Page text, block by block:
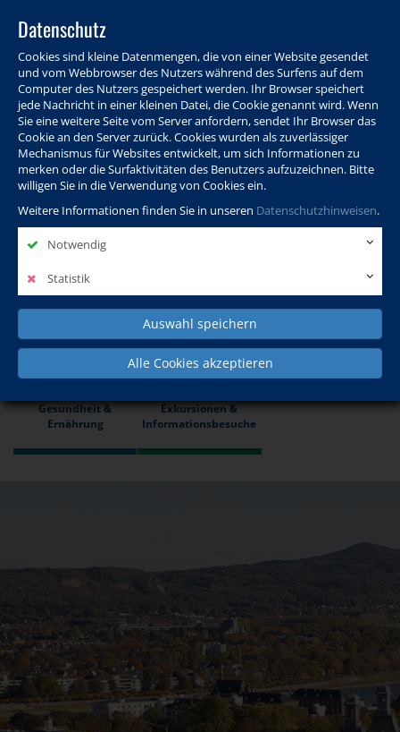
Datenschutz
Cookies sind kleine Datenmengen, die von einer Website gesendet
und vom Webbrowser des Nutzers während des Surfens auf dem
Computer des Nutzers gespeichert werden. Ihr Browser speichert
jede Nachricht in einer kleinen Datei, die Cookie genannt wird. Wenn
Sie eine weitere Seite vom Server anfordern, sendet Ihr Browser das
Cookie an den Server zurück. Cookies wurden als zuverlässiger
Mechanismus für Websites entwickelt, um sich Informationen zu
merken oder die Surfaktivitäten des Benutzers aufzuzeichnen. Bitte
willigen Sie in die Verwendung von Cookies ein.
Weitere Informationen finden Sie in unseren Datenschutzhinweisen.
Notwendig
Statistik
Auswahl speichern
Alle Cookies akzeptieren
Programm Info & Service Aktuelles Warenkorb Login
Ansprechpersonen Kontakt Sitemap
Politik, Wissenschaft &
Internationales
Beruf, IT & Digitales
Gesundheit &
Ernährung
Exkursionen &
Informationsbesuche